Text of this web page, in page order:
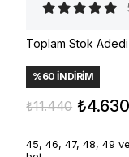
Toplam Stok Adedi
%60 İNDIRIM
₺11.440 ₺4.630
45, 46, 47, 48, 49